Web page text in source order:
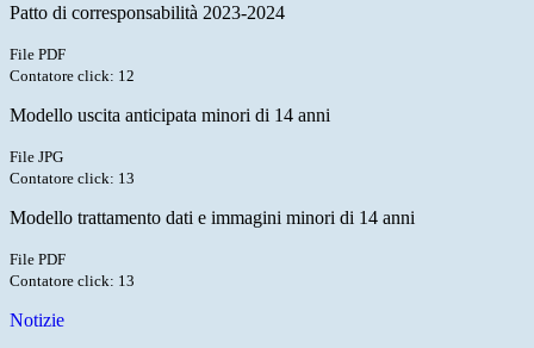
Patto di corresponsabilità 2023-2024
File PDF
Contatore click: 12
Modello uscita anticipata minori di 14 anni
File JPG
Contatore click: 13
Modello trattamento dati e immagini minori di 14 anni
File PDF
Contatore click: 13
Notizie